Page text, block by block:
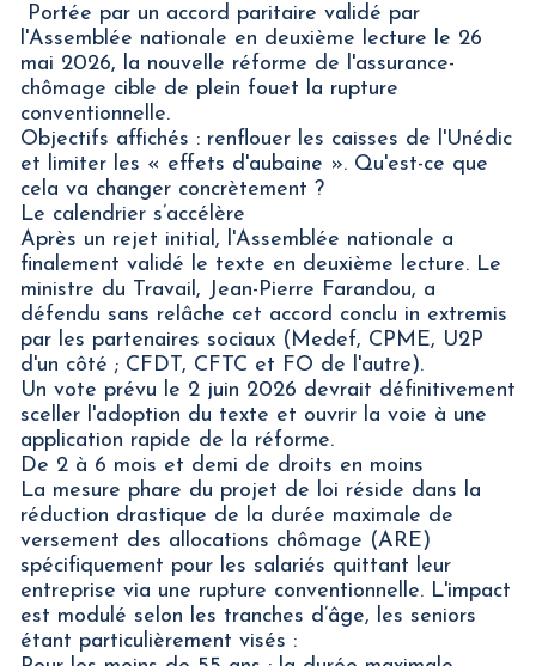
Portée par un accord paritaire validé par
l'Assemblée nationale en deuxième lecture le 26
mai 2026, la nouvelle réforme de l'assurance-
chômage cible de plein fouet la rupture
conventionnelle.
Objectifs affichés : renflouer les caisses de l'Unédic
et limiter les « effets d'aubaine ». Qu'est-ce que
cela va changer concrètement ?
Le calendrier s’accélère
Après un rejet initial, l'Assemblée nationale a
finalement validé le texte en deuxième lecture. Le
ministre du Travail, Jean-Pierre Farandou, a
défendu sans relâche cet accord conclu in extremis
par les partenaires sociaux (Medef, CPME, U2P
d'un côté ; CFDT, CFTC et FO de l'autre).
Un vote prévu le 2 juin 2026 devrait définitivement
sceller l'adoption du texte et ouvrir la voie à une
application rapide de la réforme.
De 2 à 6 mois et demi de droits en moins
La mesure phare du projet de loi réside dans la
réduction drastique de la durée maximale de
versement des allocations chômage (ARE)
spécifiquement pour les salariés quittant leur
entreprise via une rupture conventionnelle. L'impact
est modulé selon les tranches d’âge, les seniors
étant particulièrement visés :